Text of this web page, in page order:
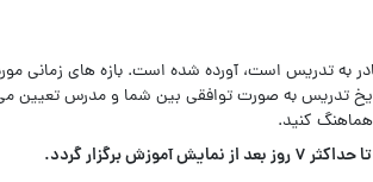
به تدریس است، آورده شده است. بازه های زمانی
تدریس به صورت توافقی بین شما و مدرس تعیین
کنید.
برگزار گردد.